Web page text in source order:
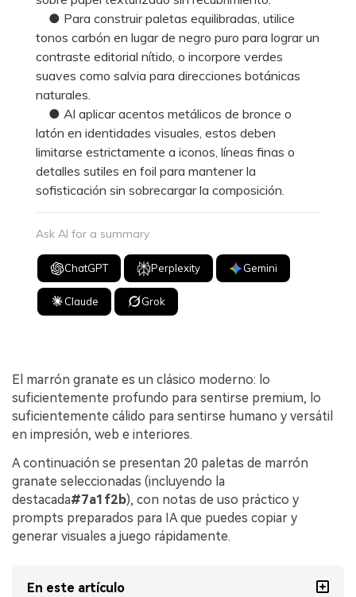
● Para construir paletas equilibradas, utilice
tonos carbón en lugar de negro puro para lograr un
contraste editorial nítido, o incorpore verdes
suaves como salvia para direcciones botánicas
naturales.
● Al aplicar acentos metálicos de bronce o
latón en identidades visuales, estos deben
limitarse estrictamente a iconos, líneas finas o
detalles sutiles en foil para mantener la
sofisticación sin sobrecargar la composición.
Ask AI for a summary
ChatGPT Perplexity Gemini
Claude Grok
El marrón granate es un clásico moderno: lo
suficientemente profundo para sentirse premium, lo
suficientemente cálido para sentirse humano y versátil
en impresión, web e interiores.
A continuación se presentan 20 paletas de marrón
granate seleccionadas (incluyendo la
destacada#7a1f2b), con notas de uso práctico y
prompts preparados para IA que puedes copiar y
generar visuales a juego rápidamente.
En este artículo